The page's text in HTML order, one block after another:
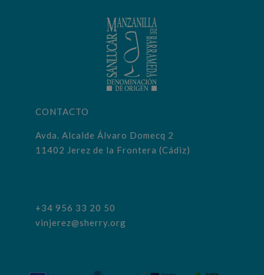
CONTACTO
Avda. Alcalde Álvaro Domecq 2
11402 Jerez de la Frontera (Cádiz)
+34 956 33 20 50
vinjerez@sherry.org